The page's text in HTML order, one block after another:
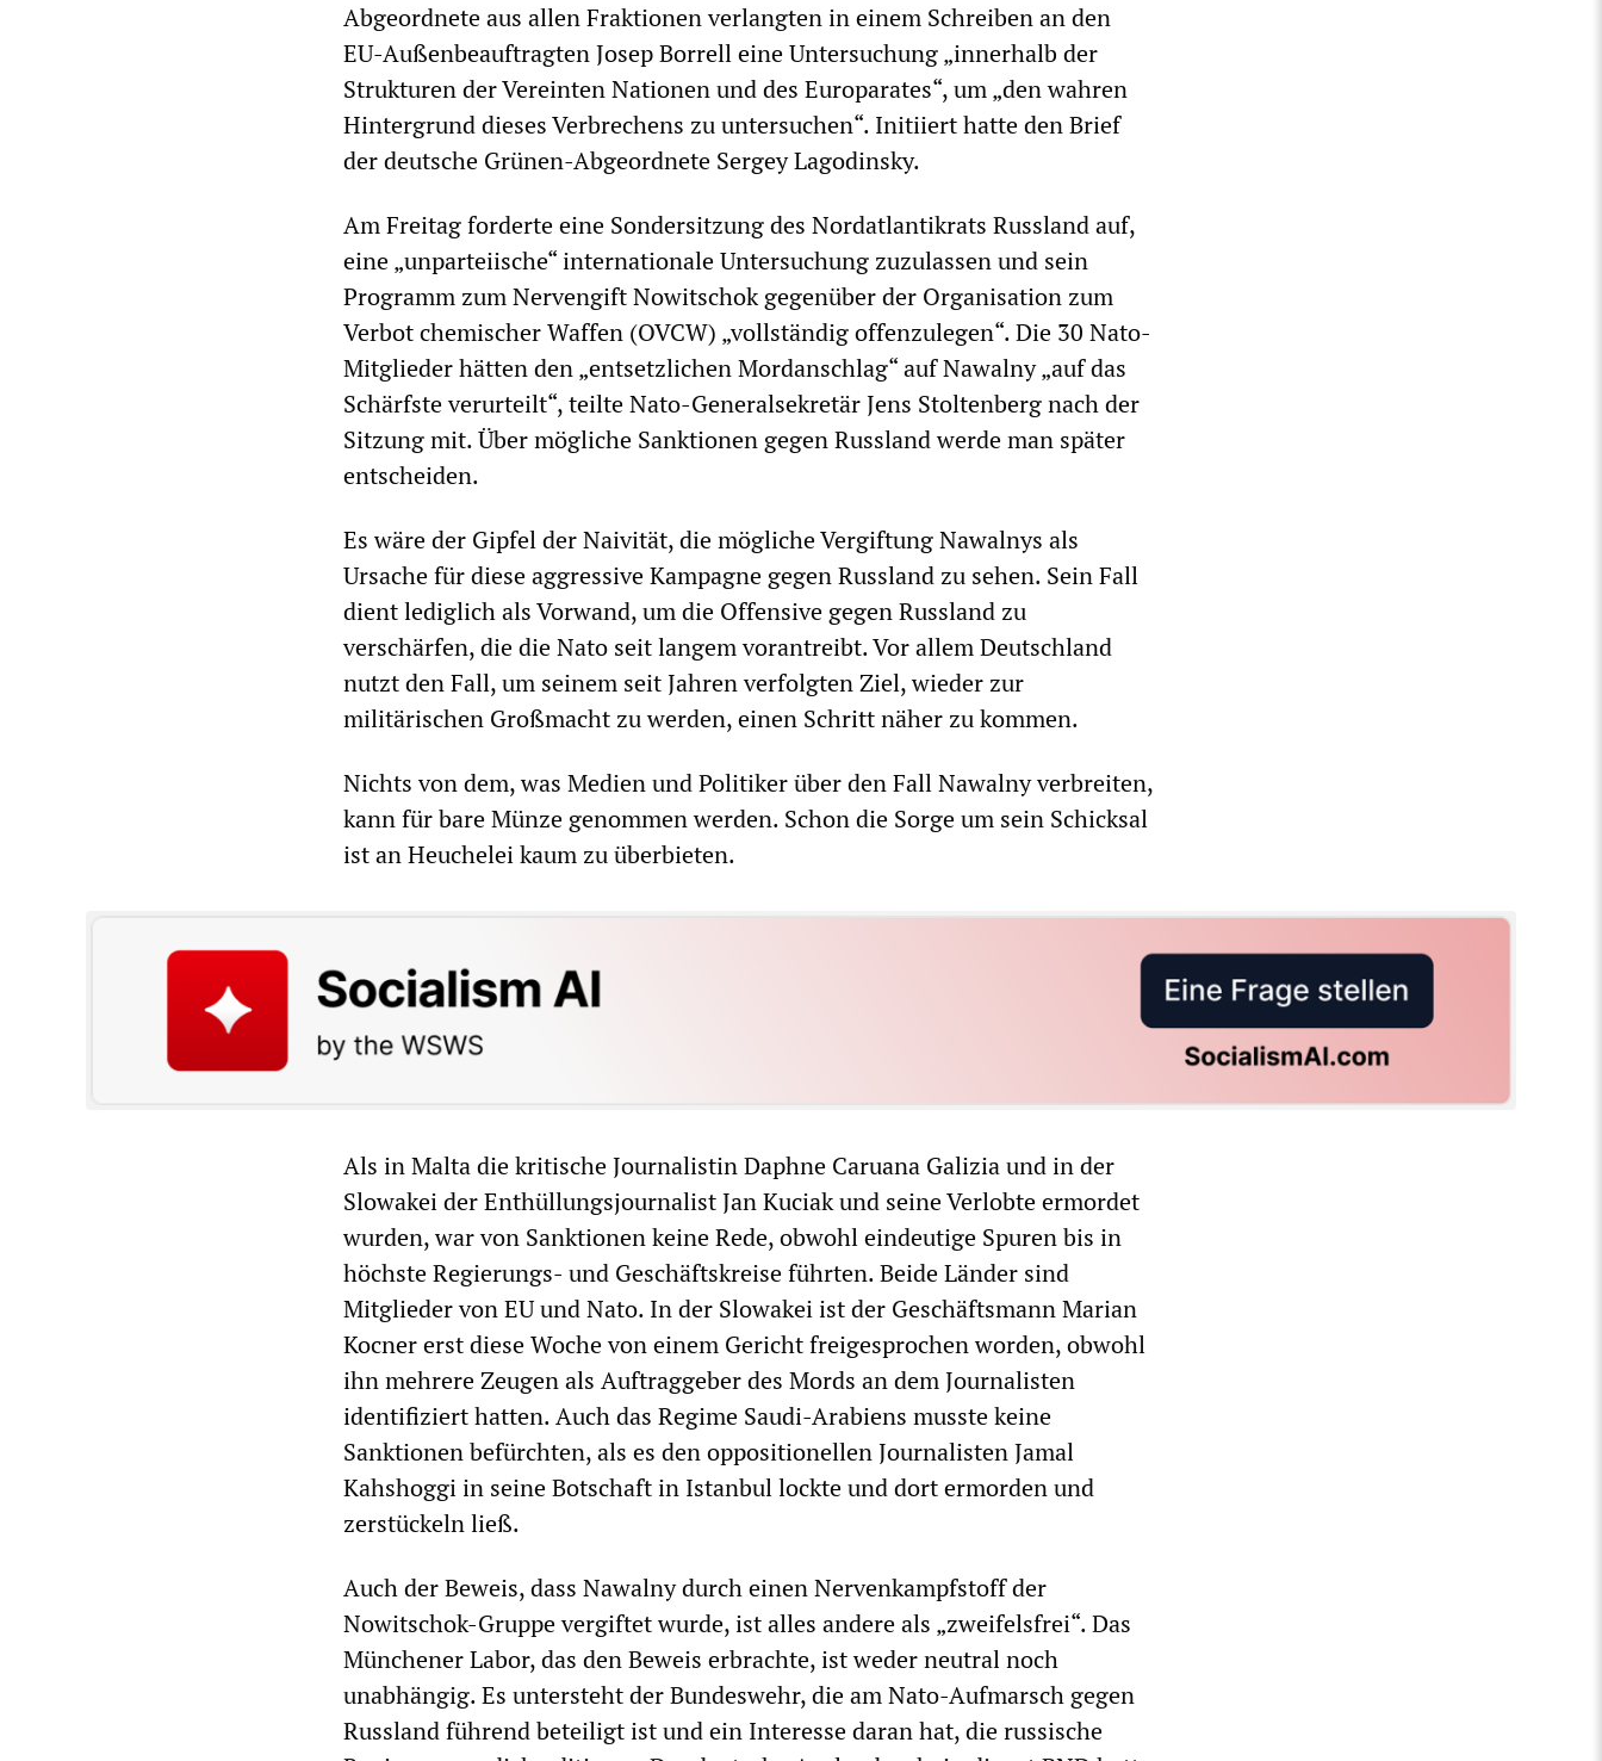
Abgeordnete aus allen Fraktionen verlangten in einem Schreiben an den
EU-Außenbeauftragten Josep Borrell eine Untersuchung „innerhalb der
Strukturen der Vereinten Nationen und des Europarates“, um „den wahren
Hintergrund dieses Verbrechens zu untersuchen“. Initiiert hatte den Brief
der deutsche Grünen-Abgeordnete Sergey Lagodinsky.
Am Freitag forderte eine Sondersitzung des Nordatlantikrats Russland auf,
eine „unparteiische“ internationale Untersuchung zuzulassen und sein
Programm zum Nervengift Nowitschok gegenüber der Organisation zum
Verbot chemischer Waffen (OVCW) „vollständig offenzulegen“. Die 30 Nato-
Mitglieder hätten den „entsetzlichen Mordanschlag“ auf Nawalny „auf das
Schärfste verurteilt“, teilte Nato-Generalsekretär Jens Stoltenberg nach der
Sitzung mit. Über mögliche Sanktionen gegen Russland werde man später
entscheiden.
Es wäre der Gipfel der Naivität, die mögliche Vergiftung Nawalnys als
Ursache für diese aggressive Kampagne gegen Russland zu sehen. Sein Fall
dient lediglich als Vorwand, um die Offensive gegen Russland zu
verschärfen, die die Nato seit langem vorantreibt. Vor allem Deutschland
nutzt den Fall, um seinem seit Jahren verfolgten Ziel, wieder zur
militärischen Großmacht zu werden, einen Schritt näher zu kommen.
Nichts von dem, was Medien und Politiker über den Fall Nawalny verbreiten,
kann für bare Münze genommen werden. Schon die Sorge um sein Schicksal
ist an Heuchelei kaum zu überbieten.
Als in Malta die kritische Journalistin Daphne Caruana Galizia und in der
Slowakei der Enthüllungsjournalist Jan Kuciak und seine Verlobte ermordet
wurden, war von Sanktionen keine Rede, obwohl eindeutige Spuren bis in
höchste Regierungs- und Geschäftskreise führten. Beide Länder sind
Mitglieder von EU und Nato. In der Slowakei ist der Geschäftsmann Marian
Kocner erst diese Woche von einem Gericht freigesprochen worden, obwohl
ihn mehrere Zeugen als Auftraggeber des Mords an dem Journalisten
identifiziert hatten. Auch das Regime Saudi-Arabiens musste keine
Sanktionen befürchten, als es den oppositionellen Journalisten Jamal
Kahshoggi in seine Botschaft in Istanbul lockte und dort ermorden und
zerstückeln ließ.
Auch der Beweis, dass Nawalny durch einen Nervenkampfstoff der
Nowitschok-Gruppe vergiftet wurde, ist alles andere als „zweifelsfrei“. Das
Münchener Labor, das den Beweis erbrachte, ist weder neutral noch
unabhängig. Es untersteht der Bundeswehr, die am Nato-Aufmarsch gegen
Russland führend beteiligt ist und ein Interesse daran hat, die russische